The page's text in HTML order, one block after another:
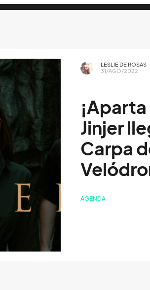
LESLIE DE ROSAS
31/AGO/2022
Jinjer
Carpa
AGENDA